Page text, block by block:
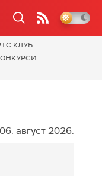
КЛУБ
август 2026.